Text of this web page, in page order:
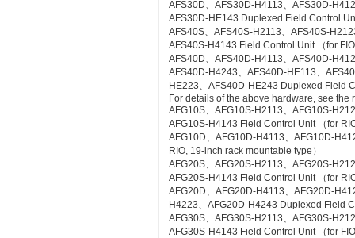
AFS30D、AFS30D-H4113、AFS30D-
AFS30D-HE143 Duplexed Field Control
AFS40S、AFS40S-H2113、AFS40S-
AFS40S-H4143 Field Control Unit （for
AFS40D、AFS40D-H4113、AFS40D-
AFS40D-H4243、AFS40D-HE113、
HE223、AFS40D-HE243 Duplexed Field
For details of the above hardware, see the
AFG10S、AFG10S-H2113、AFG10S-
AFG10S-H4143 Field Control Unit （for
AFG10D、AFG10D-H4113、AFG10D-
RIO, 19-inch rack mountable type）
AFG20S、AFG20S-H2113、AFG20S-
AFG20S-H4143 Field Control Unit （for
AFG20D、AFG20D-H4113、AFG20D-
H4223、AFG20D-H4243 Duplexed Field
AFG30S、AFG30S-H2113、AFG30S-
AFG30S-H4143 Field Control Unit （for